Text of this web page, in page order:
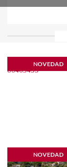
NOVEDAD
NOVEDAD